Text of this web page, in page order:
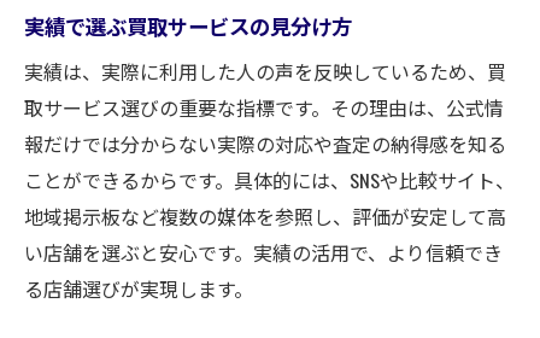
実績で選ぶ買取サービスの見分け方
実績は、実際に利用した人の声を反映しているため、買
取サービス選びの重要な指標です。その理由は、公式情
報だけでは分からない実際の対応や査定の納得感を知る
ことができるからです。具体的には、SNSや比較サイト、
地域掲示板など複数の媒体を参照し、評価が安定して高
い店舗を選ぶと安心です。実績の活用で、より信頼でき
る店舗選びが実現します。